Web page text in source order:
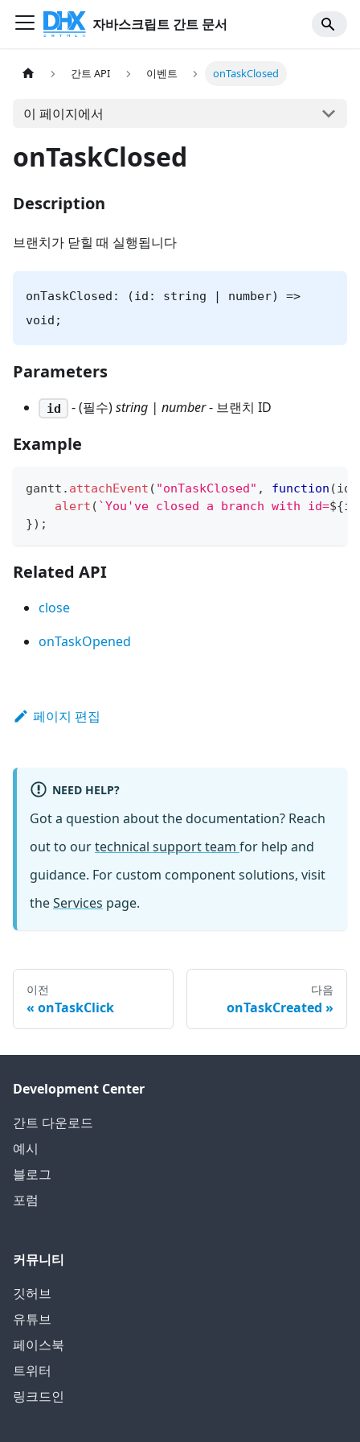
자바스크립트 간트 문서
간트 API 이벤트 onTaskClosed
이 페이지에서
onTaskClosed
Description
브랜치가 닫힐 때 실행됩니다
onTaskClosed: (id: string | number) =>
void;
Parameters
id - (필수)string | number- 브랜치 ID
Example
gantt . attachEvent ( "onTaskClosed" , function (id
alert ( `You've closed a branch with id=${id
}) ;
Related API
close
onTaskOpened
페이지 편집
NEED HELP?
Got a question about the documentation? Reach
out to ourtechnical support team for help and
guidance. For custom component solutions, visit
theServices page.
이전
onTaskClick
다음
onTaskCreated
Development Center
간트 다운로드
예시
블로그
포럼
커뮤니티
깃허브
유튜브
페이스북
트위터
링크드인